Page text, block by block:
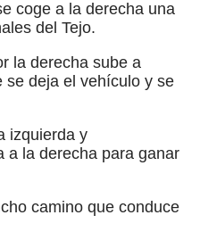
coge a la derecha una
del Tejo.
la derecha sube a
se deja el vehículo y se
izquierda y
a la derecha para ganar
camino que conduce